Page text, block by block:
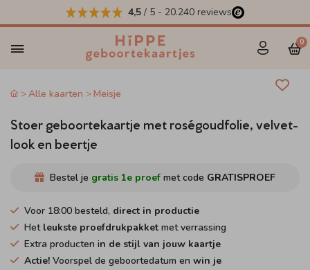
4,5 / 5 - 20.240 reviews
0
Alle kaarten Meisje
Stoer geboortekaartje met roségoudfolie, velvet-
look en beertje
Bestel je gratis 1e proef met code GRATISPROEF
Voor 18:00 besteld, direct in productie
Het leukste proefdrukpakket met verrassing
Extra producten in de stijl van jouw kaartje
Actie! Voorspel de geboortedatum en win je